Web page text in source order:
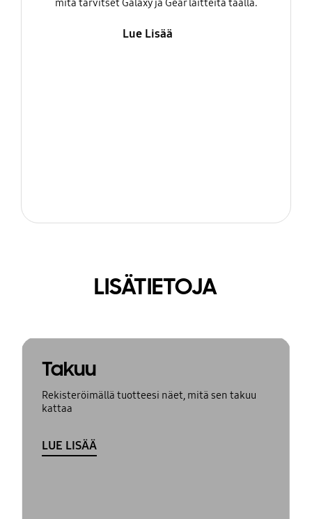
mitä tarvitset Galaxy ja Gear laitteita täällä.
Lue Lisää
LISÄTIETOJA
Takuu
Rekisteröimällä tuotteesi näet, mitä sen takuu
kattaa
LUE LISÄÄ